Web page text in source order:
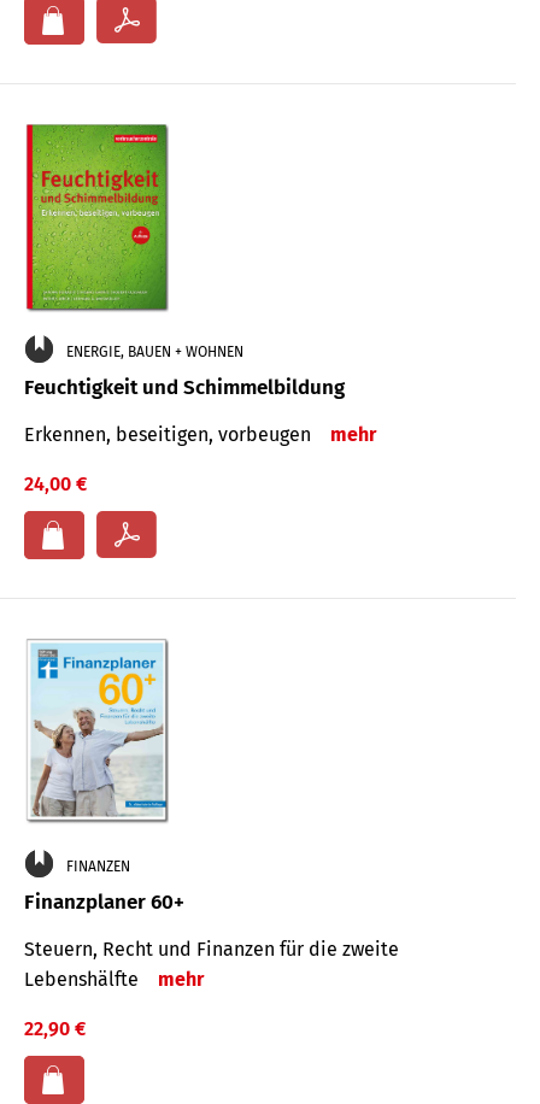
ENERGIE, BAUEN + WOHNEN
Feuchtigkeit und Schimmelbildung
Erkennen, beseitigen, vorbeugen mehr
24,00 €
FINANZEN
Finanzplaner 60+
Steuern, Recht und Finanzen für die zweite
Lebenshälfte
mehr
22,90 €